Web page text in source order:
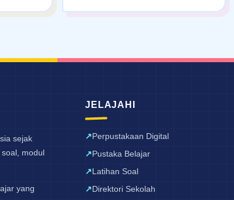
sejak
modul
yang
JELAJAHI
Perpustakaan Digital
Pustaka Belajar
Latihan Soal
Direktori Sekolah